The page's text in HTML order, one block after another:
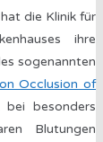
die Klinik für
ihre
sogenannten
Occlusion of
bei besonders
Blutungen